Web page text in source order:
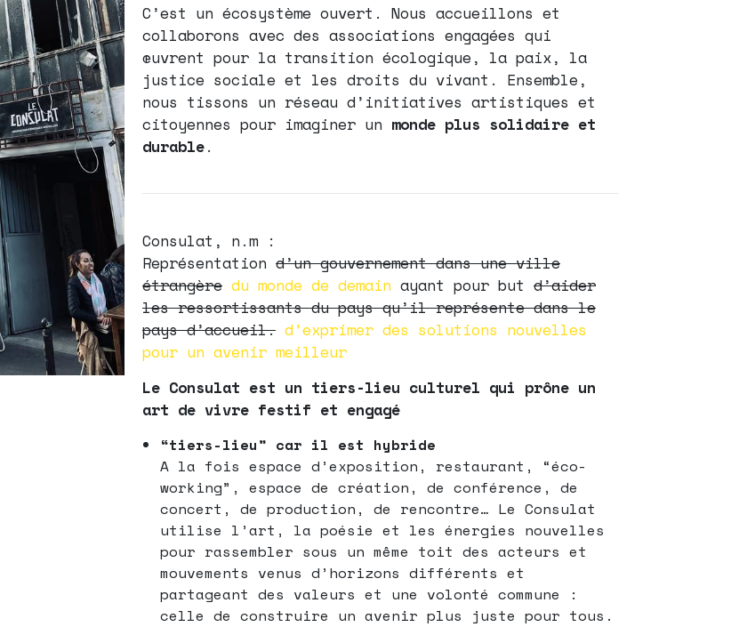
C’est un écosystème ouvert. Nous accueillons et
collaborons avec des associations engagées qui
œuvrent pour la transition écologique, la paix, la
justice sociale et les droits du vivant. Ensemble,
nous tissons un réseau d’initiatives artistiques et
citoyennes pour imaginer un monde plus solidaire et
durable.
Consulat, n.m :
Représentation d’un gouvernement dans une ville
étrangère du monde de demain ayant pour but d’aider
les ressortissants du pays qu’il représente dans le
pays d’accueil. d’exprimer des solutions nouvelles
pour un avenir meilleur
Le Consulat est un tiers-lieu culturel qui prône un
art de vivre festif et engagé
“tiers-lieu” car il est hybride
A la fois espace d’exposition, restaurant, “éco-
working”, espace de création, de conférence, de
concert, de production, de rencontre… Le Consulat
utilise l’art, la poésie et les énergies nouvelles
pour rassembler sous un même toit des acteurs et
mouvements venus d’horizons différents et
partageant des valeurs et une volonté commune :
celle de construire un avenir plus juste pour tous.